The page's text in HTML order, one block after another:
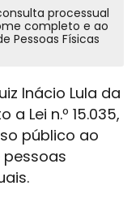
processual
completo e ao
Pessoas Físicas
Inácio Lula da
Lei n.º 15.035,
público ao
pessoas